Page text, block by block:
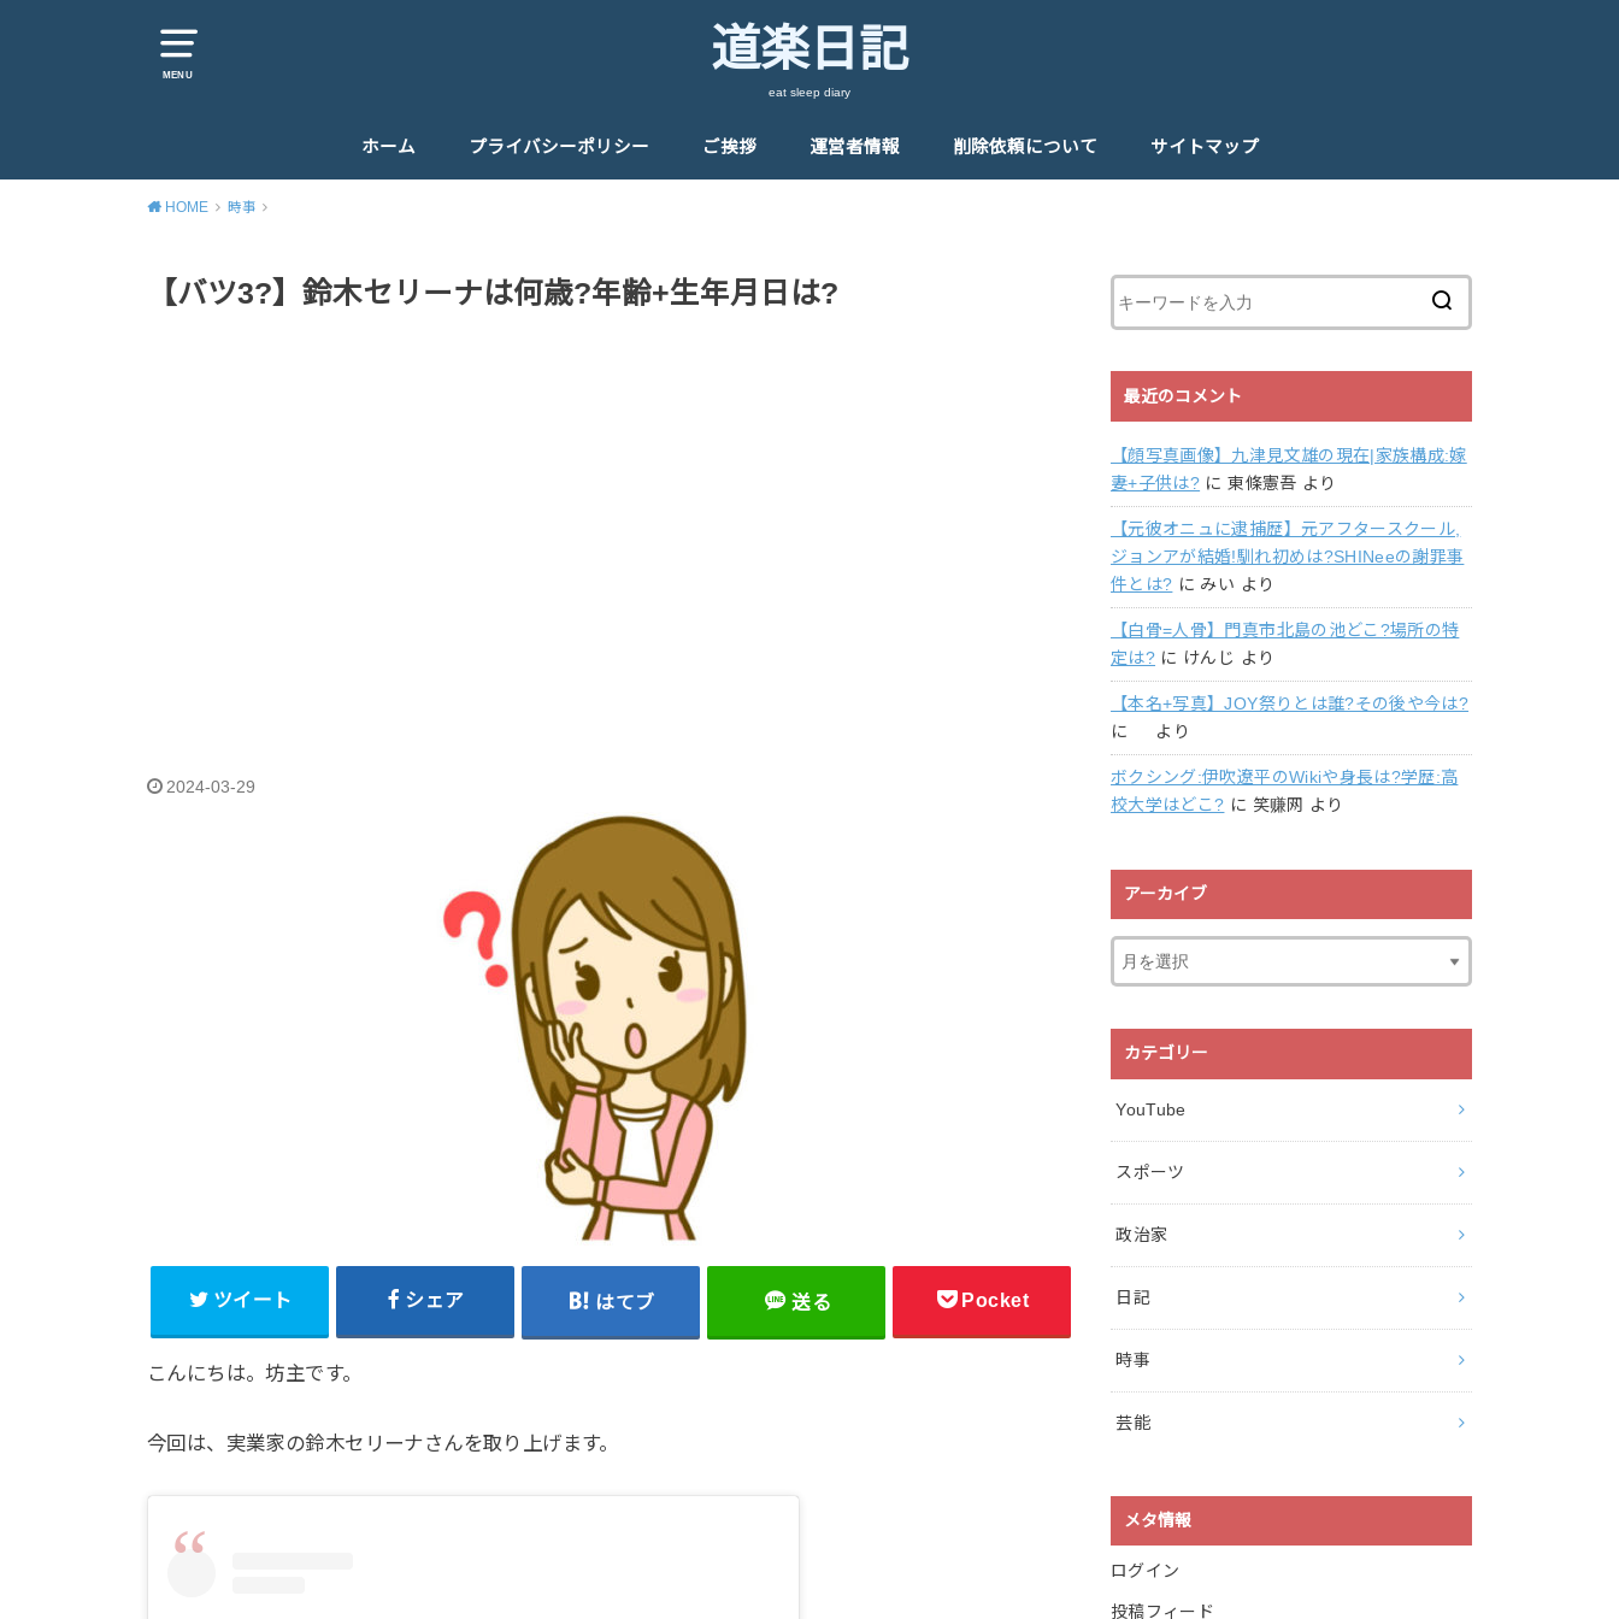
MENU 道楽日記
eat sleep diary
ホーム プライバシーポリシー ご挨拶 運営者情報 削除依頼について サイトマップ
HOME 時事
【バツ3?】鈴木セリーナは何歳?年齢+生年月日は?
2024-03-29
ツイート シェア はてブ 送る Pocket
こんにちは。坊主です。
今回は、実業家の鈴木セリーナさんを取り上げます。
最近のコメント
【顔写真画像】九津見文雄の現在|家族構成:嫁
妻+子供は? に東條憲吾 より
【元彼オニュに逮捕歴】元アフタースクール,
ジョンアが結婚!馴れ初めは?SHINeeの謝罪事
件とは? に みい より
【白骨=人骨】門真市北島の池どこ?場所の特
定は? に けんじ より
【本名+写真】JOY祭りとは誰?その後や今は?
に
より
ボクシング:伊吹遼平のWikiや身長は?学歴:高
校大学はどこ? に 笑赚网 より
アーカイブ
カテゴリー
YouTube
スポーツ
政治家
日記
時事
芸能
メタ情報
ログイン
投稿フィード